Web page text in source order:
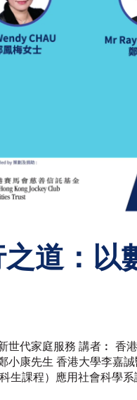
道：以
代家庭服務 講者︰ 香
康先生 香港大學李嘉
生課程）應用社會科學